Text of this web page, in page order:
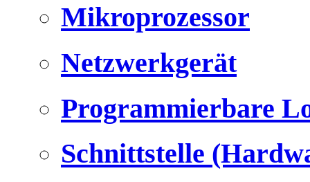
Mikroprozessor
Netzwerkgerät
Programmierbare
Schnittstelle